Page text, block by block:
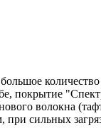
покрытие
волокна
сильных